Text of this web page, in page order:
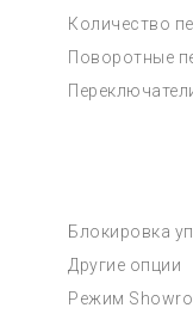
Поворотные
Блокировка
Другие опции
Режим